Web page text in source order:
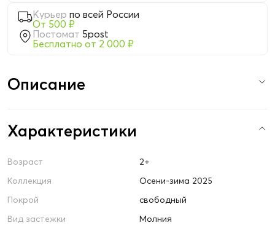
Курьер по всей России
От 500 ₽
Постомат 5post
Бесплатно от 2 000 ₽
Описание
Характеристики
Возраст
2+
Коллекция
Осени-зима 2025
Покрой
свободный
Вид застежки
Молния